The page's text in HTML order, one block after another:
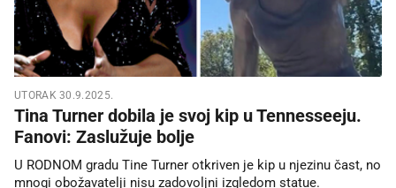
UTORAK 30.9.2025.
Tina Turner dobila je svoj kip u Tennesseeju.
Fanovi: Zaslužuje bolje
U RODNOM gradu Tine Turner otkriven je kip u njezinu čast, no
mnogi obožavatelji nisu zadovoljni izgledom statue.